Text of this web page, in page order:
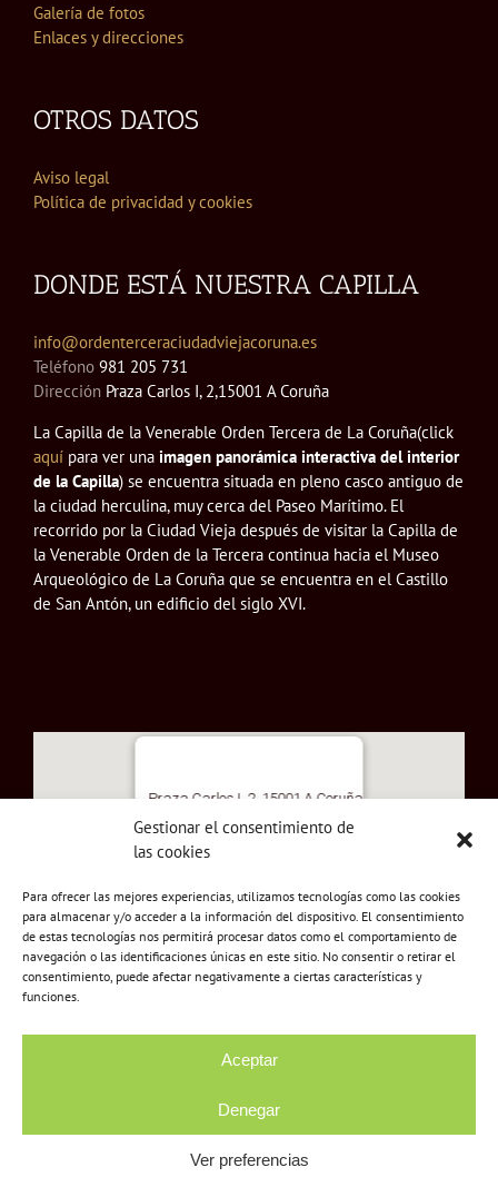
Gestionar el consentimiento de
las cookies
Para ofrecer las mejores experiencias, utilizamos tecnologías como las cookies
para almacenar y/o acceder a la información del dispositivo. El consentimiento
de estas tecnologías nos permitirá procesar datos como el comportamiento de
navegación o las identificaciones únicas en este sitio. No consentir o retirar el
consentimiento, puede afectar negativamente a ciertas características y
funciones.
Aceptar
Denegar
Ver preferencias
Galería de fotos
Enlaces y direcciones
OTROS DATOS
Aviso legal
Política de privacidad y cookies
DONDE ESTÁ NUESTRA CAPILLA
info@ordenterceraciudadviejacoruna.es
Teléfono 981 205 731
Dirección Praza Carlos I, 2,15001 A Coruña
La Capilla de la Venerable Orden Tercera de La Coruña(click
aquí para ver una imagen panorámica interactiva del interior
de la Capilla) se encuentra situada en pleno casco antiguo de
la ciudad herculina, muy cerca del Paseo Marítimo. El
recorrido por la Ciudad Vieja después de visitar la Capilla de
la Venerable Orden de la Tercera continua hacia el Museo
Arqueológico de La Coruña que se encuentra en el Castillo
de San Antón, un edificio del siglo XVI.
Praza Carlos I, 2, 15001 A Coruña
Copyright © Orden Tercera - Ciudad Vieja - A Coruña. Prohibida